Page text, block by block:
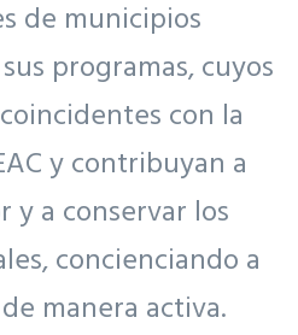
de municipios
programas, cuyos
con la
y contribuyan a
y a conservar los
concienciando a
manera activa.